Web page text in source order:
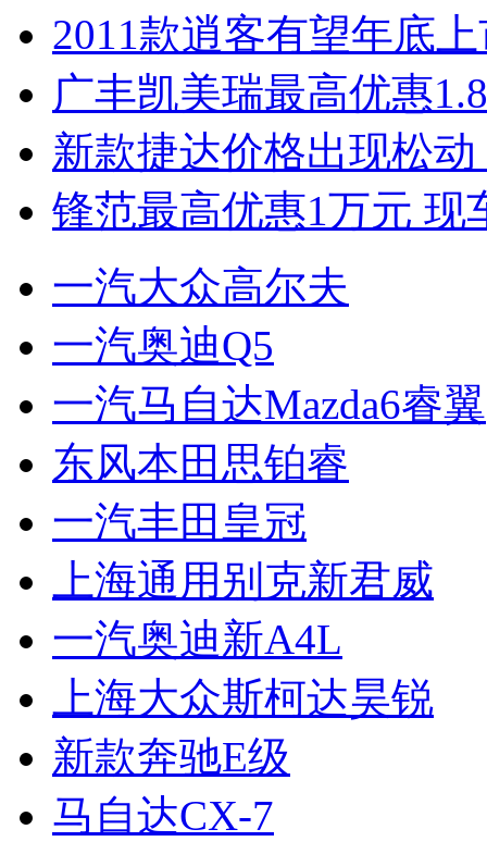
2011款逍客有望年底
广丰凯美瑞最高优惠
新款捷达价格出现松
锋范最高优惠1万元 现
一汽大众高尔夫
一汽奥迪Q5
一汽马自达Mazda6睿翼
东风本田思铂睿
一汽丰田皇冠
上海通用别克新君威
一汽奥迪新A4L
上海大众斯柯达昊锐
新款奔驰E级
马自达CX-7